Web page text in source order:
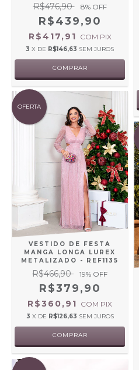
R$476,90 8% OFF
R$439,90
R$417,91 COM PIX
3 X DE R$146,63 SEM JUROS
COMPRAR
OFERTA
VESTIDO DE FESTA
MANGA LONGA LUREX
METALIZADO - REF1135
R$466,90 19% OFF
R$379,90
R$360,91 COM PIX
3 X DE R$126,63 SEM JUROS
COMPRAR